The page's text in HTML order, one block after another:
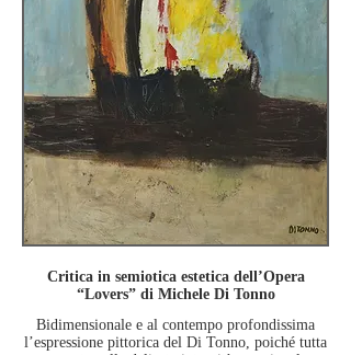
Critica in semiotica estetica dell’Opera
“Lovers” di Michele Di Tonno
Bidimensionale e al contempo profondissima
l’espressione pittorica del Di Tonno, poiché tutta